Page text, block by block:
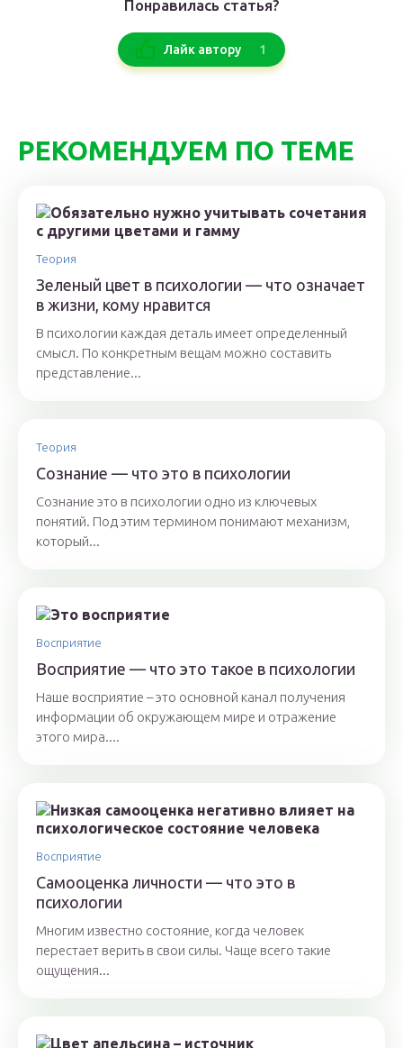
Понравилась статья?
Лайк автору 1
РЕКОМЕНДУЕМ ПО ТЕМЕ
Теория
Зеленый цвет в психологии — что означает
в жизни, кому нравится
В психологии каждая деталь имеет определенный
смысл. По конкретным вещам можно составить
представление...
Теория
Сознание — что это в психологии
Сознание это в психологии одно из ключевых
понятий. Под этим термином понимают механизм,
который...
Восприятие
Восприятие — что это такое в психологии
Наше восприятие – это основной канал получения
информации об окружающем мире и отражение
этого мира....
Восприятие
Самооценка личности — что это в
психологии
Многим известно состояние, когда человек
перестает верить в свои силы. Чаще всего такие
ощущения...